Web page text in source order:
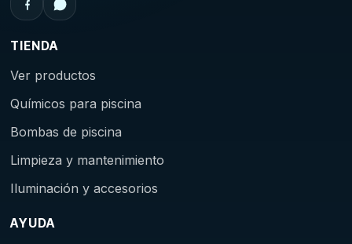
TIENDA
Ver productos
Químicos para piscina
Bombas de piscina
Limpieza y mantenimiento
Iluminación y accesorios
AYUDA